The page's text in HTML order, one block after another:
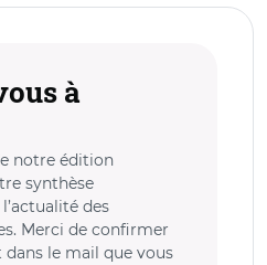
à
notre édition
synthèse
des
Merci de confirmer
le mail que vous